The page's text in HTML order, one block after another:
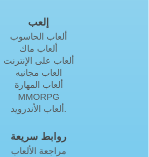
إلعب
ألعاب الحاسوب
ألعاب ماك
ألعاب على الإنترنت
العاب مجانيه
ألعاب المهارة
MMORPG
ألعاب الأندرويد.
روابط سريعة
مراجعة الألعاب